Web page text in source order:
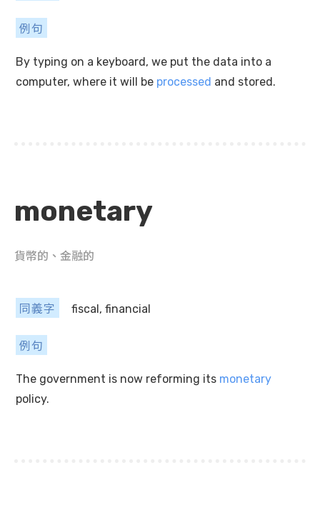
例句
By typing on a keyboard, we put the data into a
computer, where it will be processed and stored.
monetary
貨幣的、金融的
同義字 fiscal, financial
例句
The government is now reforming its monetary
policy.